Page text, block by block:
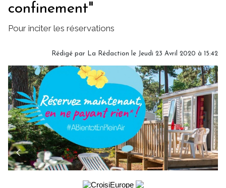
confinement"
Pour inciter les réservations
Rédigé par La Rédaction le Jeudi 23 Avril 2020 à 15:42